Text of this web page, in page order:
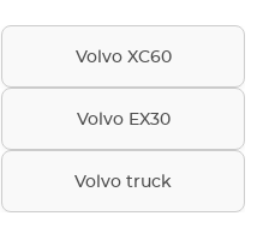
Volvo XC60
Volvo EX30
Volvo truck